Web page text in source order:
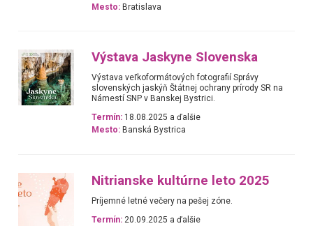
Mesto: Bratislava
Výstava Jaskyne Slovenska
Výstava veľkoformátových fotografií Správy
slovenských jaskýň Štátnej ochrany prírody SR na
Námestí SNP v Banskej Bystrici.
Termín: 18.08.2025 a ďalšie
Mesto: Banská Bystrica
Nitrianske kultúrne leto 2025
Príjemné letné večery na pešej zóne.
Termín: 20.09.2025 a ďalšie